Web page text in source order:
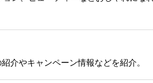
介やキャンペーン情報などを紹介。